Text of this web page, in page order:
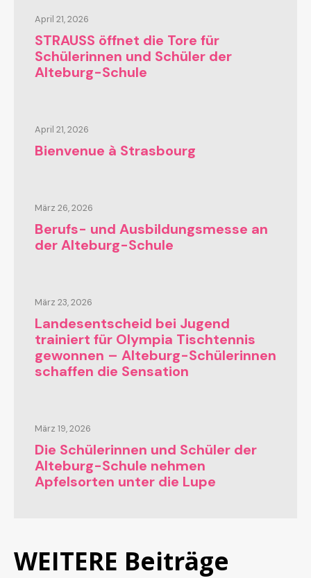
April 21, 2026
STRAUSS öffnet die Tore für
Schülerinnen und Schüler der
Alteburg-Schule
April 21, 2026
Bienvenue à Strasbourg
März 26, 2026
Berufs- und Ausbildungsmesse an
der Alteburg-Schule
März 23, 2026
Landesentscheid bei Jugend
trainiert für Olympia Tischtennis
gewonnen – Alteburg-Schülerinnen
schaffen die Sensation
März 19, 2026
Die Schülerinnen und Schüler der
Alteburg-Schule nehmen
Apfelsorten unter die Lupe
WEITERE Beiträge